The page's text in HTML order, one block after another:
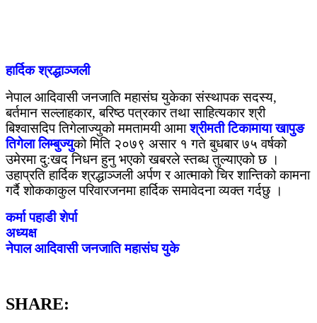
हार्दिक श्रद्धाञ्जली
नेपाल आदिवासी जनजाति महासंघ युकेका संस्थापक सदस्य,
बर्तमान सल्लाहकार, बरिष्ठ पत्रकार तथा साहित्यकार श्री
बिश्वासदिप तिगेलाज्युको ममतामयी आमाश्रीमती टिकामाया खापुङ
तिगेला लिम्बुज्युको मिति २०७९ असार १ गते बुधबार ७५ वर्षको
उमेरमा दु:खद निधन हुनु भएको खबरले स्तब्ध तुल्याएको छ ।
उहाप्रति हार्दिक श्रद्धाञ्जली अर्पण र आत्माको चिर शान्तिको कामना
गर्दै शोककाकुल परिवारजनमा हार्दिक समावेदना व्यक्त गर्दछु ।
कर्मा पहाडी शेर्पा
अध्यक्ष
नेपाल आदिवासी जनजाति महासंघ युके
SHARE: